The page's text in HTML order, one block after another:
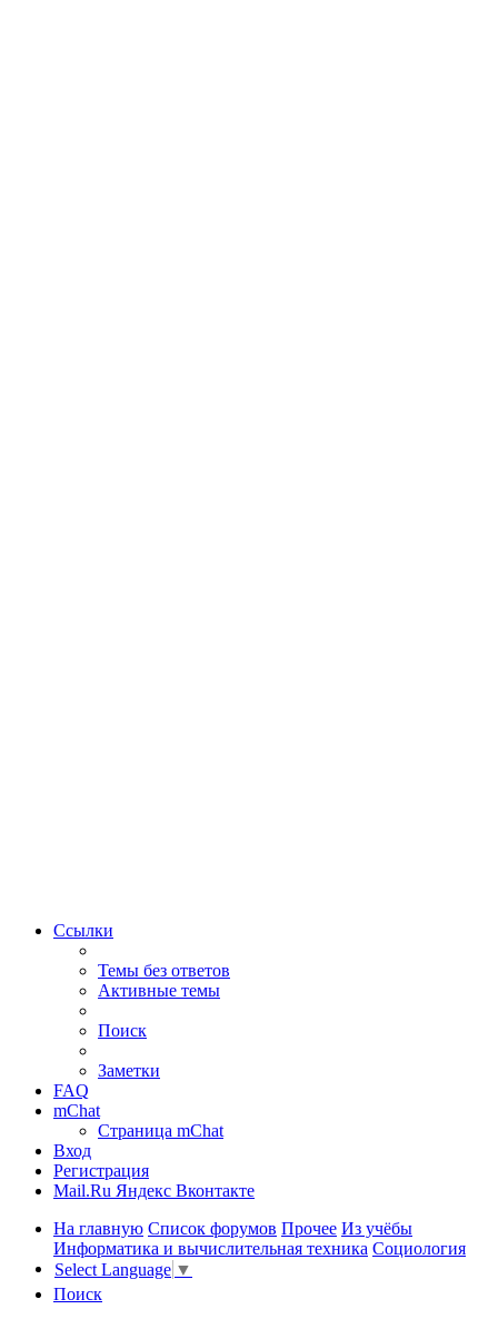
Ссылки
Темы без ответов
Активные темы
Поиск
Заметки
FAQ
mChat
Страница mChat
Вход
Регистрация
Mail.Ru Яндекс Вконтакте
На главную Список форумов Прочее Из учёбы
Информатика и вычислительная техника Социология
Select Language ▼
Поиск